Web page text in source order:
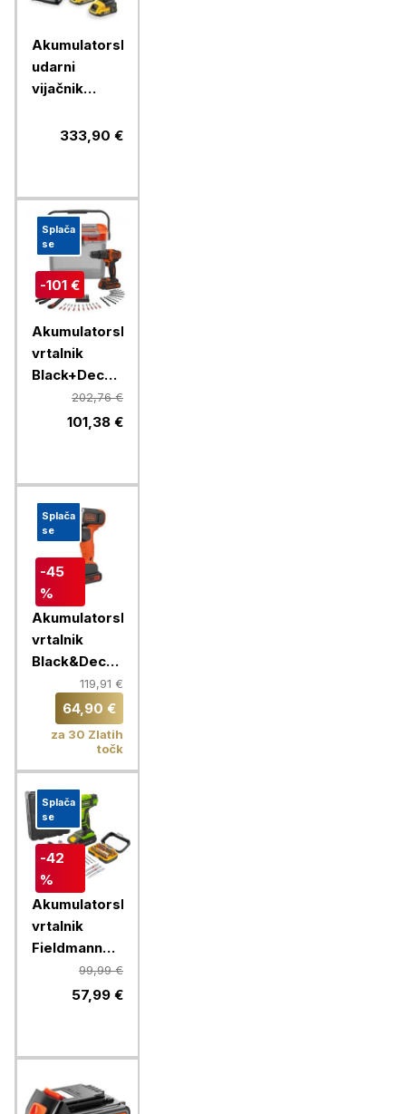
Akumulatorski
udarni
vijačnik
DCD776D2T,
333,90 €
Splača
se
-101 €
Akumulatorski
vrtalnik
Black+Decker
BCKSB05
18V, 1,5Ah,
202,76 €
101,38 €
Splača
se
-45
%
Akumulatorski
vrtalnik
Black&Decker,
18 V, 2X
1,5Ah
119,91 €
64,90 €
za 30 Zlatih
točk
Splača
se
-42
%
Akumulatorski
vrtalnik
Fieldmann
FDV10352-A
99,99 €
57,99 €